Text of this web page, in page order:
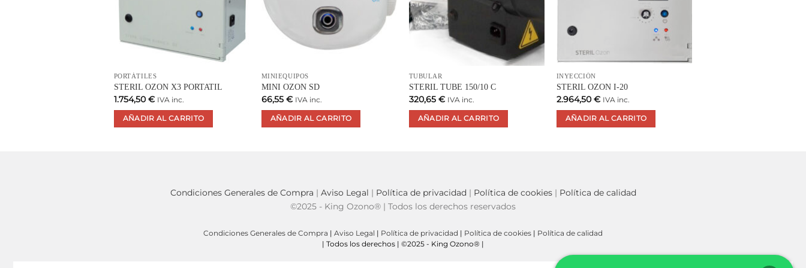
PORTÁTILES
STERIL OZON X3 PORTATIL
1.754,50€ IVA inc.
AÑADIR AL CARRITO
MINIEQUIPOS
MINI OZON SD
66,55 € IVA inc.
AÑADIR AL CARRITO
TUBULAR
STERIL TUBE 150/10 C
320,65 € IVA inc.
AÑADIR AL CARRITO
INYECCIÓN
STERIL OZON I-20
2.964,50€ IVA inc.
AÑADIR AL CARRITO
Condiciones Generales de Compra | Aviso Legal | Política de privacidad | Política de cookies| Política de calidad
©2025 - King Ozono® | Todos los derechos reservados
Condiciones Generales de Compra | Aviso Legal | Política de privacidad | Política de cookies | Política de calidad
| Todos los derechos | ©2025 - King Ozono® |